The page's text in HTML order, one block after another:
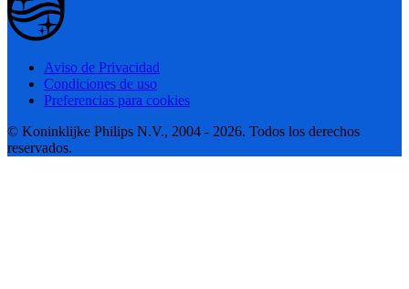
Aviso de Privacidad
Condiciones de uso
Preferencias para cookies
© Koninklijke Philips N.V., 2004 - 2026. Todos los derechos
reservados.